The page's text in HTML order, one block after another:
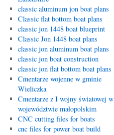
classic aluminum jon boat plans
Classic flat bottom boat plans
classic jon 1448 boat blueprint
Classic Jon 1448 boat plans
classic jon aluminum boat plans
classic jon boat construction
classic jon flat bottom boat plans
Cmentarze wojenne w gminie
Wieliczka
Cmentarze z I wojny światowej w
województwie małopolskim
CNC cutting files for boats
cnc files for power boat build